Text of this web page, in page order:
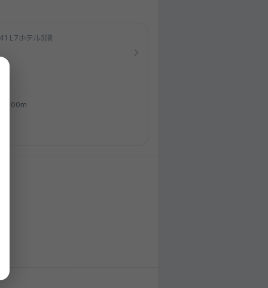
L7ホテル3階
100m